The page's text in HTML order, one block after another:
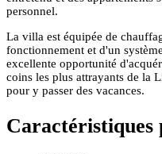
personnel.
La villa est équipée de
fonctionnement et d'un
excellente opportunité
coins les plus attrayants de la
pour y passer des vacances.
Caractéristiques